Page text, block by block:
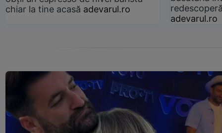
chiar la tine acasă adevarul.ro
adevarul.ro